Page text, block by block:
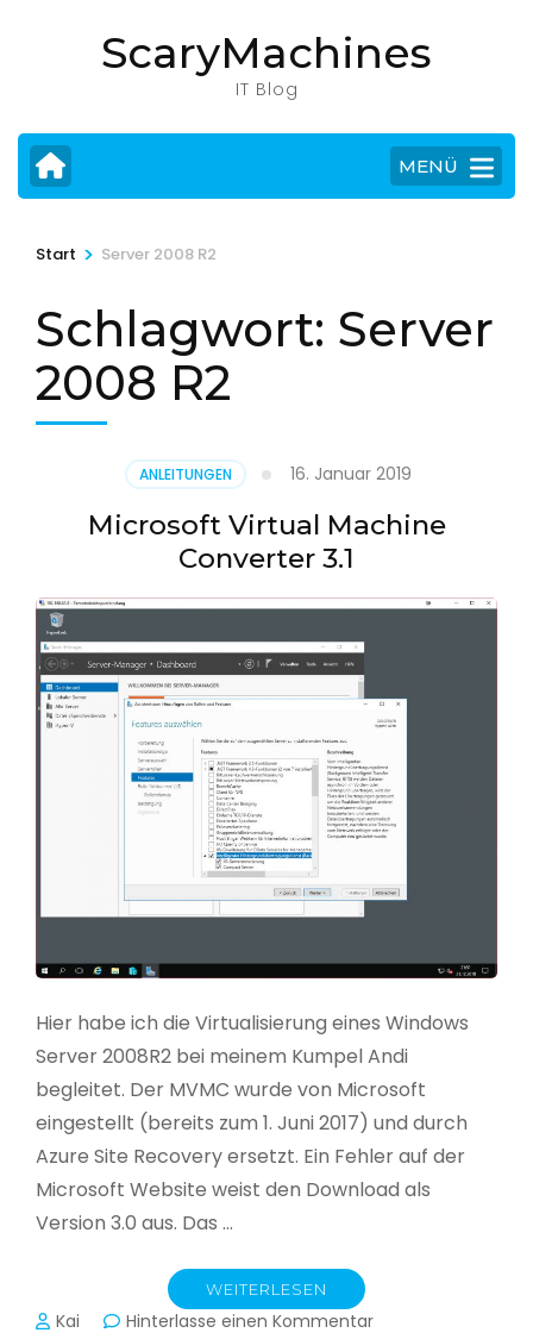
drücken)
ScaryMachines
IT Blog
MENÜ
Start > Server 2008 R2
Schlagwort: Server
2008 R2
ANLEITUNGEN 16. Januar 2019
Microsoft Virtual Machine
Converter 3.1
Hier habe ich die Virtualisierung eines Windows
Server 2008R2 bei meinem Kumpel Andi
begleitet. Der MVMC wurde von Microsoft
eingestellt (bereits zum 1. Juni 2017) und durch
Azure Site Recovery ersetzt. Ein Fehler auf der
Microsoft Website weist den Download als
Version 3.0 aus. Das …
WEITERLESEN
Kai Hinterlasse einen Kommentarzu